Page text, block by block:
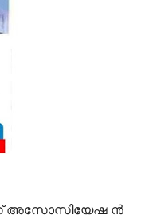
അസോസിയേഷ ൻ